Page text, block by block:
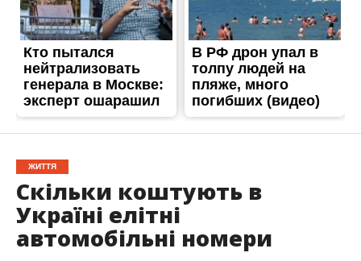
ЖИТТЯ
Скільки коштують в
Україні елітні
автомобільні номери